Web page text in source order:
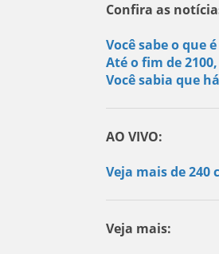
Confira as
Você sabe o que
Até o fim de
Você sabia que
AO VIVO:
Veja mais de 240
Veja mais: